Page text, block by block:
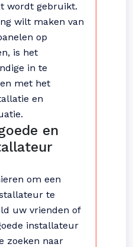
wordt gebruikt.
wilt maken van
op
is het
in te
met het
en
en
om een
te
uw vrienden of
installateur
zoeken naar